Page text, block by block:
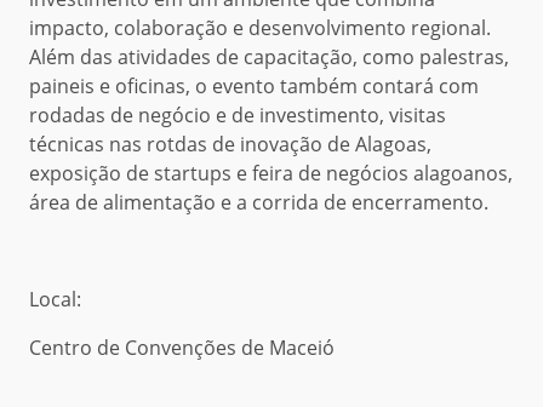
impacto, colaboração e desenvolvimento regional.
Além das atividades de capacitação, como palestras,
paineis e oficinas, o evento também contará com
rodadas de negócio e de investimento, visitas
técnicas nas rotdas de inovação de Alagoas,
exposição de startups e feira de negócios alagoanos,
área de alimentação e a corrida de encerramento.
Local:
Centro de Convenções de Maceió